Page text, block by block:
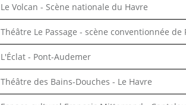
Le Volcan - Scène nationale du Havre
Théâtre Le Passage - scène conventionnée de
L'Éclat - Pont-Audemer
Théâtre des Bains-Douches - Le Havre